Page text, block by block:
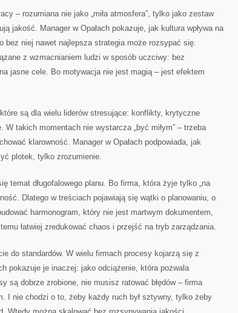
– rozumiana nie jako „miła atmosfera”, tylko jako zestaw
jakość. Manager w Opałach pokazuje, jak kultura wpływa na
bez niej nawet najlepsza strategia może rozsypać się.
z wzmacnianiem ludzi w sposób uczciwy: bez
jasne cele. Bo motywacja nie jest magią – jest efektem
są dla wielu liderów stresujące: konflikty, krytyczne
W takich momentach nie wystarcza „być miłym” – trzeba
klarowność. Manager w Opałach podpowiada, jak
plotek, tylko zrozumienie.
temat długofalowego planu. Bo firma, która żyje tylko „na
Dlatego w treściach pojawiają się wątki o planowaniu, o
harmonogram, który nie jest martwym dokumentem,
łatwiej zredukować chaos i przejść na tryb zarządzania.
do standardów. W wielu firmach procesy kojarzą się z
pokazuje je inaczej: jako odciążenie, która pozwala
są dobrze zrobione, nie musisz ratować błędów – firma
I nie chodzi o to, żeby każdy ruch był sztywny, tylko żeby